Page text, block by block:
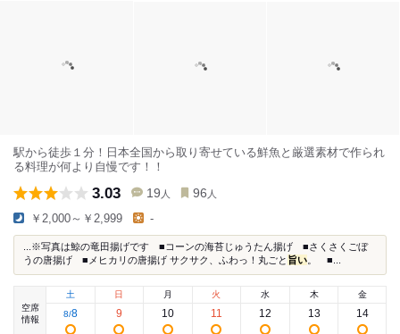
駅から徒歩１分！日本全国から取り寄せている鮮魚と厳選素材で作られ
る料理が何より自慢です！！
3.03 19 人 96 人
￥2,000～￥2,999 -
...※写真は鯨の竜田揚げです ■コーンの海苔じゅうたん揚げ ■さくさくごぼ
うの唐揚げ ■メヒカリの唐揚げ サクサク、ふわっ！丸ごと 旨い 。 ■...
空席
情報
土
8/8
日
9
月
10
火
11
水
12
木
13
金
14